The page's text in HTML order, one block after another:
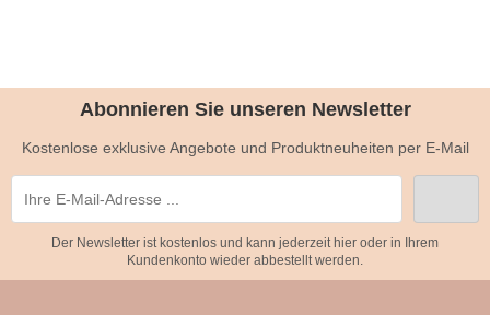
Abonnieren Sie unseren Newsletter
Kostenlose exklusive Angebote und Produktneuheiten per E-Mail
Der Newsletter ist kostenlos und kann jederzeit hier oder in Ihrem
Kundenkonto wieder abbestellt werden.